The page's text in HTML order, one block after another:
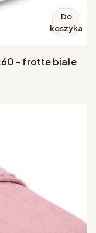
Do
koszyka
- frotte białe